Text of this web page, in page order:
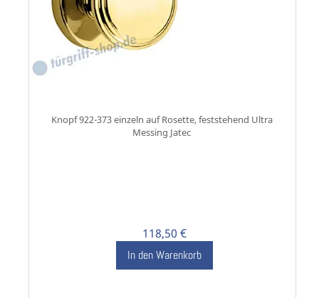
Knopf 922-373 einzeln auf Rosette, feststehend Ultra
Messing Jatec
118,50 €
In den Warenkorb